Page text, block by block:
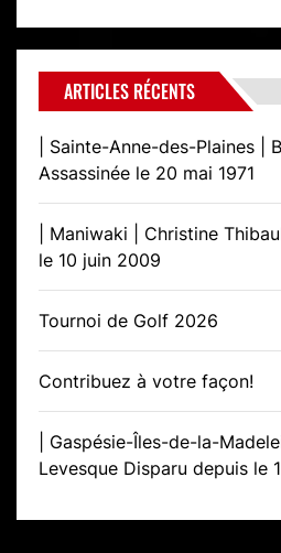
ARTICLES RÉCENTS
| Sainte-Anne-des-Plaines |
Assassinée le 20 mai 1971
| Maniwaki | Christine
le 10 juin 2009
Tournoi de Golf 2026
Contribuez à votre façon!
| Gaspésie-Îles-de-la-
Levesque Disparu depuis le